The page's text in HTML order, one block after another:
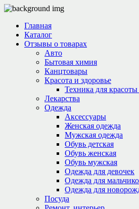
Главная
Каталог
Отзывы о товарах
Авто
Бытовая химия
Канцтовары
Красота и здоровье
Техника для красоты
Лекарства
Одежда
Аксессуары
Женская одежда
Мужская одежда
Обувь детская
Обувь женская
Обувь мужская
Одежда для девочек
Одежда для
Одежда для
Посуда